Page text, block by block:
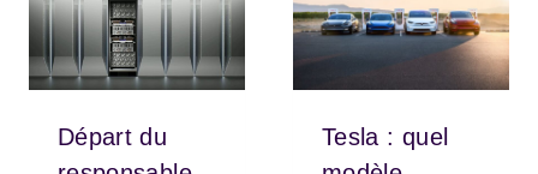
Départ du
Tesla : quel